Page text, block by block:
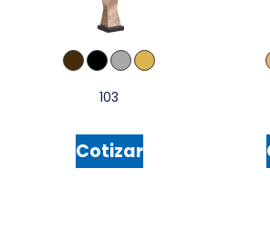
103
Cotizar